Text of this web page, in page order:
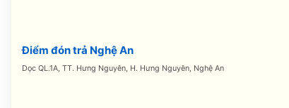
Điểm đón trả Nghệ An
Dọc QL.1A, TT. Hưng Nguyên, H. Hưng Nguyên, Nghệ An